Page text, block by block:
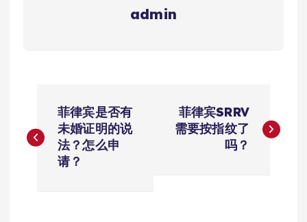
admin
章
菲律宾是否有
未婚证明的说
法？怎么申
请？
菲律宾SRRV
需要按指纹了
吗？